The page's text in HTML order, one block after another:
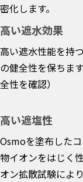
密化します。
高い遮水効果
高い遮水性能を持
の健全性を保ちま
全性を確認）
高い遮塩性
Osmoを塗布した
物イオンをはじく
オン拡散試験によ